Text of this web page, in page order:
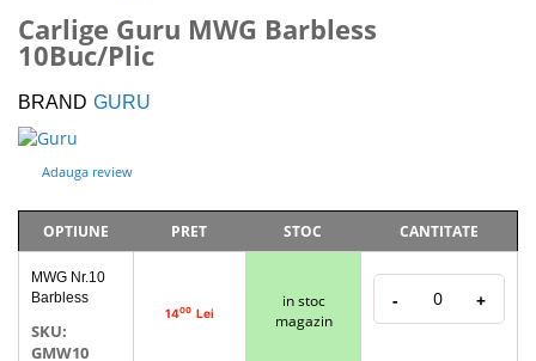
the
end
the
images
gallery
to
the
of
the
images
gallery
Carlige Guru MWG Barbless
10Buc/Plic
BRAND GURU
Adauga review
produs
grupate
OPTIUNE PRET STOC CANTITATE
MWG Nr.10
Barbless
SKU:
GMW10
1400 Lei
in stoc
magazin
- +